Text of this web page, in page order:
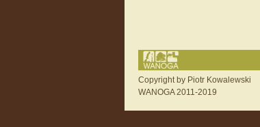
Copyright by Piotr Kowalewski
WANOGA 2011-2019